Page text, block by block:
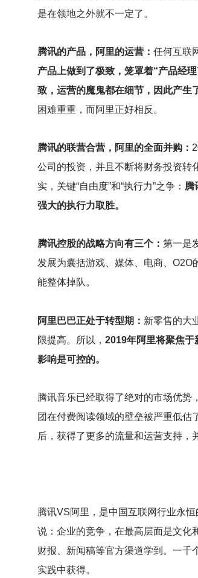
是在领地之外就不一定了。
腾讯的产品，阿里的运营： 任何互联
产品上做到了极致，笼罩着“产品经
致，运营的魔鬼都在细节，因此产生
困难重重，而阿里正好相反。
腾讯的联营合营，阿里的全面并购：
公司的投资，并且不断将财务投资转
实，关键“自由度”和“执行力”之争： 腾
强大的执行力取胜。
腾讯控股的战略方向有三个： 第一是
发展为囊括游戏、媒体、电商、O2O
能整体掉队。
阿里巴巴正处于转型期： 新零售的大
限提高。所以， 2019年阿里将聚焦于
影响是可控的。
腾讯音乐已经取得了绝对的市场优势
团在付费阅读领域的壁垒被严重低估
后，获得了更多的流量和运营支持，
腾讯VS阿里，是中国互联网行业永恒
说：企业的竞争，在最高层面是文化
财报、新闻稿等官方渠道学到。一千
实践中获得。